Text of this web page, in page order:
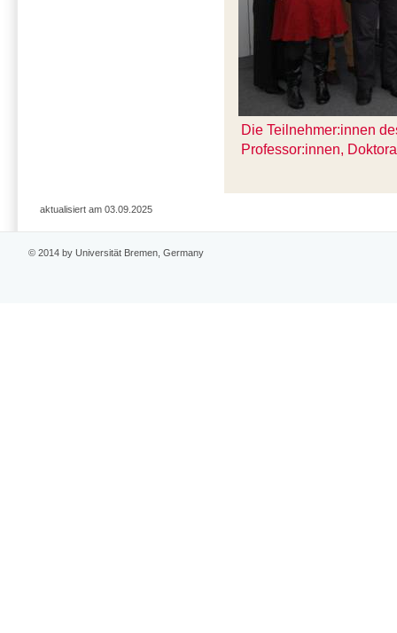
Die Teilnehmer:innen
Professor:innen,
aktualisiert am 03.09.2025
© 2014 by Universität Bremen, Germany